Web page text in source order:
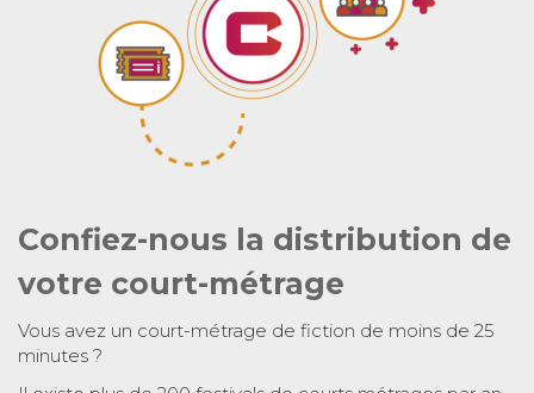
Confiez-nous la distribution de
votre court-métrage
Vous avez un court-métrage de fiction de moins de 25
minutes ?